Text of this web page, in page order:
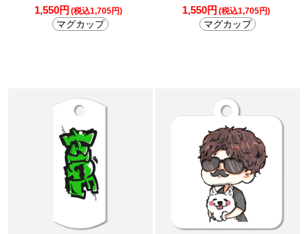
1,550円 (税込1,705円)
マグカップ
1,550円 (税込1,705円)
マグカップ